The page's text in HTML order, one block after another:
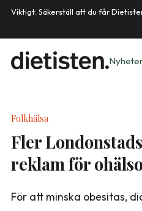
Viktigt: Säkerställ att du får
Folkhälsa
Fler
reklam för
För att minska obesitas,